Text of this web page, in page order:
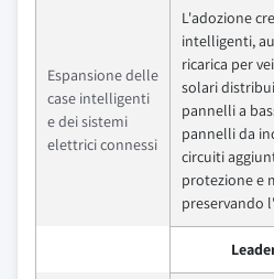
Espansione delle
case intelligenti
e dei sistemi
elettrici connessi
L'adozione
intelligenti,
ricarica per
solari
pannelli a
pannelli da
circuiti
protezione e
preservando